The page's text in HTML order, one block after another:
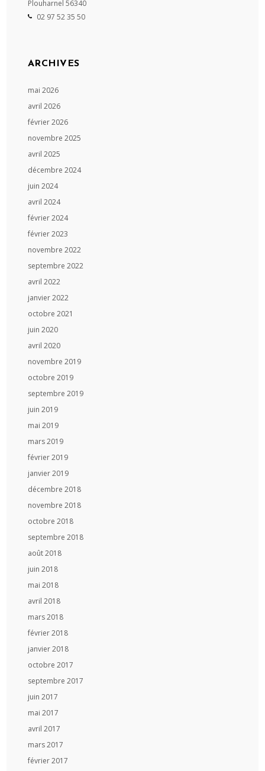
Plouharnel 56340
02 97 52 35 50
ARCHIVES
mai 2026
avril 2026
février 2026
novembre 2025
avril 2025
décembre 2024
juin 2024
avril 2024
février 2024
février 2023
novembre 2022
septembre 2022
avril 2022
janvier 2022
octobre 2021
juin 2020
avril 2020
novembre 2019
octobre 2019
septembre 2019
juin 2019
mai 2019
mars 2019
février 2019
janvier 2019
décembre 2018
novembre 2018
octobre 2018
septembre 2018
août 2018
juin 2018
mai 2018
avril 2018
mars 2018
février 2018
janvier 2018
octobre 2017
septembre 2017
juin 2017
mai 2017
avril 2017
mars 2017
février 2017